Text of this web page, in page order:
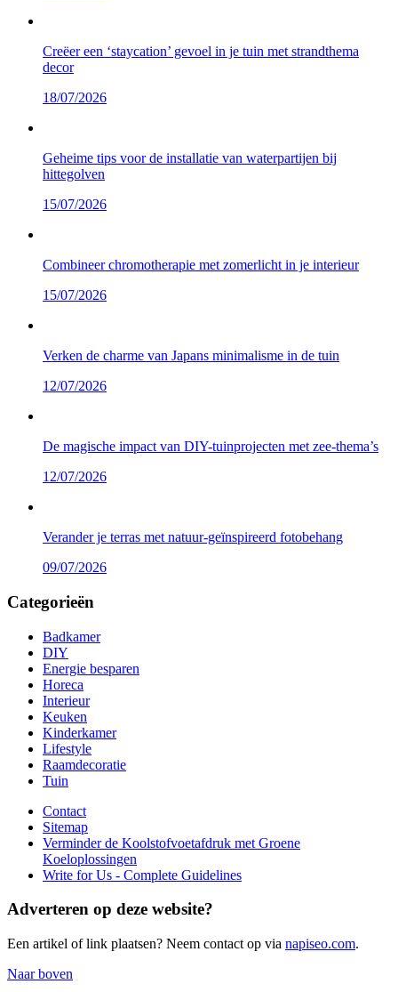
Creëer een ‘staycation’ gevoel in je tuin met strandthema
decor
18/07/2026
Geheime tips voor de installatie van waterpartijen bij
hittegolven
15/07/2026
Combineer chromotherapie met zomerlicht in je interieur
15/07/2026
Verken de charme van Japans minimalisme in de tuin
12/07/2026
De magische impact van DIY-tuinprojecten met zee-thema’s
12/07/2026
Verander je terras met natuur-geïnspireerd fotobehang
09/07/2026
Categorieën
Badkamer
DIY
Energie besparen
Horeca
Interieur
Keuken
Kinderkamer
Lifestyle
Raamdecoratie
Tuin
Contact
Sitemap
Verminder de Koolstofvoetafdruk met Groene
Koeloplossingen
Write for Us - Complete Guidelines
Adverteren op deze website?
Een artikel of link plaatsen? Neem contact op via napiseo.com.
Naar boven